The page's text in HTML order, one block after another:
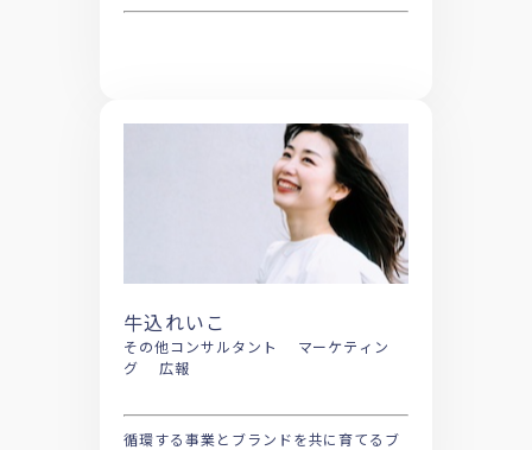
牛込れいこ
その他コンサルタント マーケティン
グ 広報
循環する事業とブランドを共に育てるブ